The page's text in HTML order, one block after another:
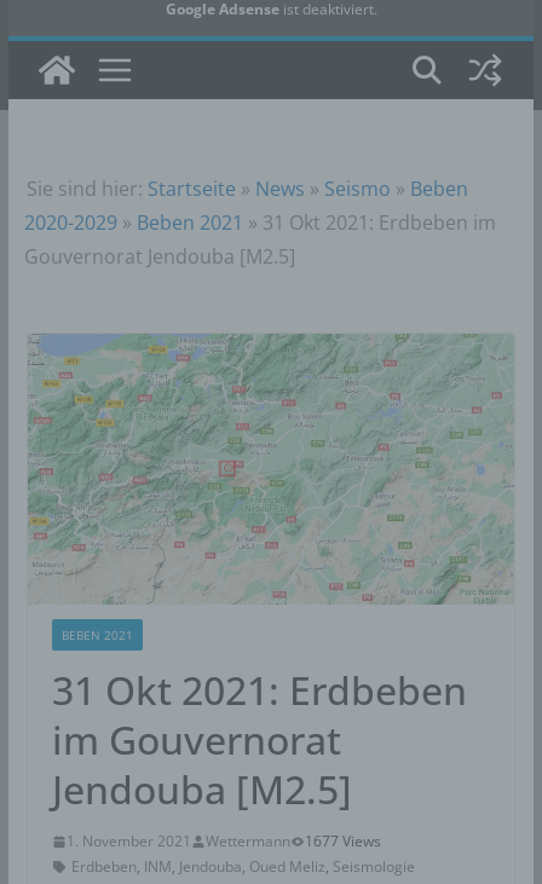
Google Adsenseist deaktiviert.
✓ Erlauben Datenschutzbedingungen
Sie sind hier: Startseite » News » Seismo » Beben
2020-2029 » Beben 2021 » 31 Okt 2021: Erdbeben im
Gouvernorat Jendouba [M2.5]
BEBEN 2021
31 Okt 2021: Erdbeben
im Gouvernorat
Jendouba [M2.5]
1. November 2021 Wettermann
1677 Views
Erdbeben, INM, Jendouba, Oued Meliz, Seismologie